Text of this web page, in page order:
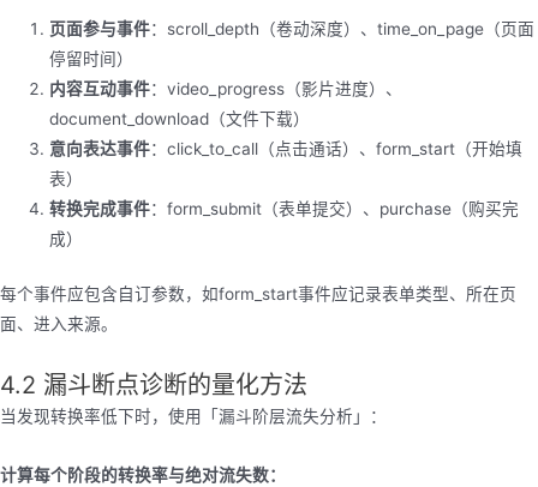
页面参与事件：scroll_depth（卷动深度）、time_on_page（页面
停留时间）
内容互动事件：video_progress（影片进度）、
document_download（文件下载）
意向表达事件：click_to_call（点击通话）、form_start（开始填
表）
转换完成事件：form_submit（表单提交）、purchase（购买完
成）
每个事件应包含自订参数，如form_start事件应记录表单类型、所在页
面、进入来源。
4.2 漏斗断点诊断的量化方法
当发现转换率低下时，使用「漏斗阶层流失分析」：
计算每个阶段的转换率与绝对流失数：